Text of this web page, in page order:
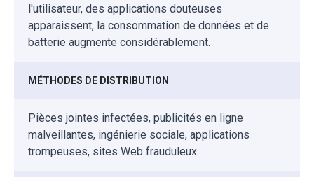
l'utilisateur, des applications douteuses
apparaissent, la consommation de données et de
batterie augmente considérablement.
MÉTHODES DE DISTRIBUTION
Pièces jointes infectées, publicités en ligne
malveillantes, ingénierie sociale, applications
trompeuses, sites Web frauduleux.